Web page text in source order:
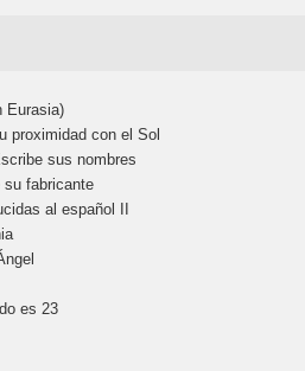
Eurasia)
proximidad con el Sol
sus nombres
su fabricante
al español II
es 23